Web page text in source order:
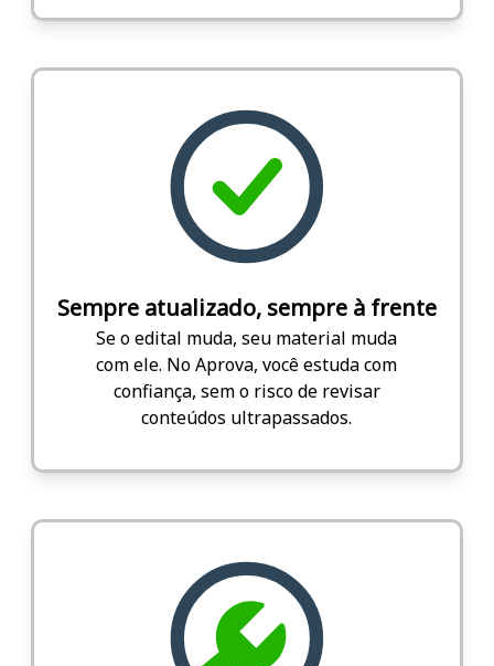
Sempre atualizado, sempre à frente
Se o edital muda, seu material muda
com ele. No Aprova, você estuda com
confiança, sem o risco de revisar
conteúdos ultrapassados.